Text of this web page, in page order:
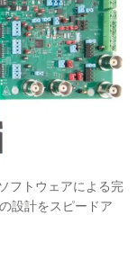
フトウェアによる完
設計をスピードア